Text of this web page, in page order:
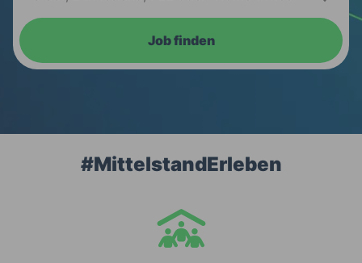
Job finden
#MittelstandErleben